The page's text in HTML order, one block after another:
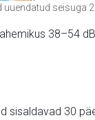
seisuga
38–54
sisaldavad 30